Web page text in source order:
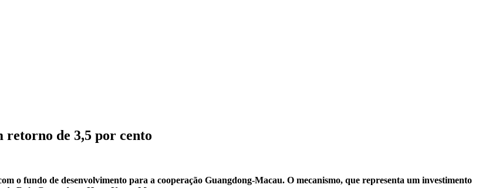
retorno de 3,5 por cento
o fundo de desenvolvimento para a cooperação Guangdong-Macau. O mecanismo, que representa um investimento